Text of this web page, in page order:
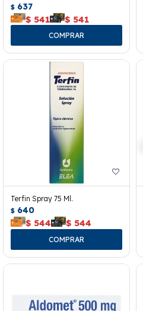
$ 637
$ 541 $ 541
Terfin Spray 75 Ml.
$ 640
$ 544 $ 544